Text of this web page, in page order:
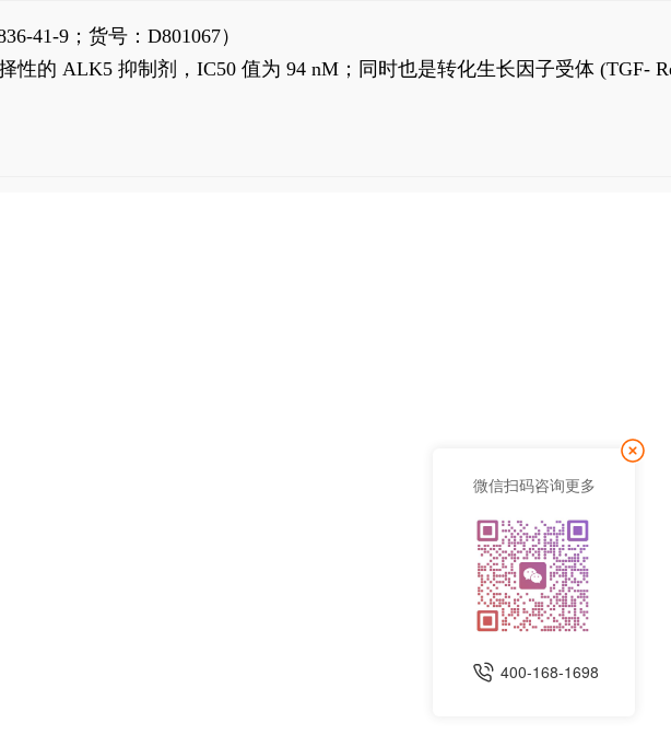
41-9；货号：D801067）
性的 ALK5 抑制剂，IC50 值为 94 nM；同时也是转化生长因子受体 (TGF-
微信扫码咨询更多
400-168-1698